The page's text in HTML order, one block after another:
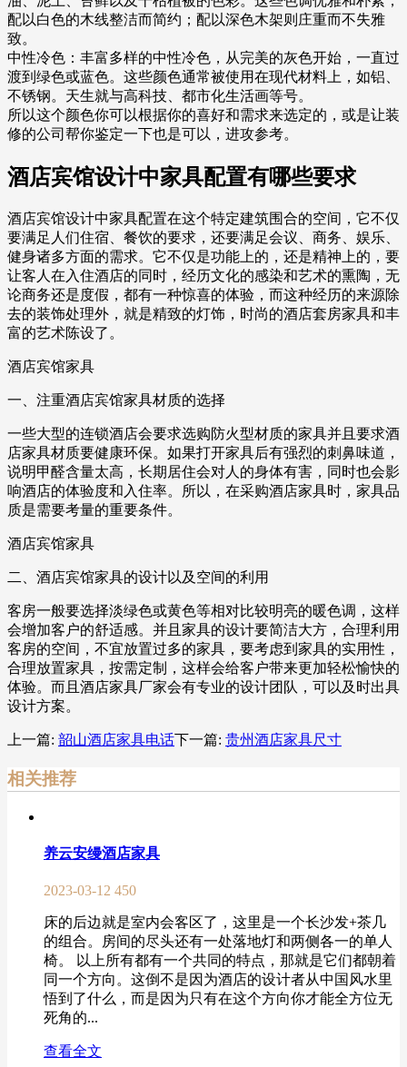
配以白色的木线整洁而简约；配以深色木架则庄重而不失雅
致。
中性冷色：丰富多样的中性冷色，从完美的灰色开始，一直过
渡到绿色或蓝色。这些颜色通常被使用在现代材料上，如铝、
不锈钢。天生就与高科技、都市化生活画等号。
所以这个颜色你可以根据你的喜好和需求来选定的，或是让装
修的公司帮你鉴定一下也是可以，进攻参考。
酒店宾馆设计中家具配置有哪些要求
酒店宾馆设计中家具配置在这个特定建筑围合的空间，它不仅
要满足人们住宿、餐饮的要求，还要满足会议、商务、娱乐、
健身诸多方面的需求。它不仅是功能上的，还是精神上的，要
让客人在入住酒店的同时，经历文化的感染和艺术的熏陶，无
论商务还是度假，都有一种惊喜的体验，而这种经历的来源除
去的装饰处理外，就是精致的灯饰，时尚的酒店套房家具和丰
富的艺术陈设了。
酒店宾馆家具
一、注重酒店宾馆家具材质的选择
一些大型的连锁酒店会要求选购防火型材质的家具并且要求酒
店家具材质要健康环保。如果打开家具后有强烈的刺鼻味道，
说明甲醛含量太高，长期居住会对人的身体有害，同时也会影
响酒店的体验度和入住率。所以，在采购酒店家具时，家具品
质是需要考量的重要条件。
酒店宾馆家具
二、酒店宾馆家具的设计以及空间的利用
客房一般要选择淡绿色或黄色等相对比较明亮的暖色调，这样
会增加客户的舒适感。并且家具的设计要简洁大方，合理利用
客房的空间，不宜放置过多的家具，要考虑到家具的实用性，
合理放置家具，按需定制，这样会给客户带来更加轻松愉快的
体验。而且酒店家具厂家会有专业的设计团队，可以及时出具
设计方案。
上一篇: 韶山酒店家具电话下一篇: 贵州酒店家具尺寸
相关推荐
养云安缦酒店家具
2023-03-12 450
床的后边就是室内会客区了，这里是一个长沙发+茶几
的组合。房间的尽头还有一处落地灯和两侧各一的单人
椅。 以上所有都有一个共同的特点，那就是它们都朝着
同一个方向。这倒不是因为酒店的设计者从中国风水里
悟到了什么，而是因为只有在这个方向你才能全方位无
死角的...
查看全文